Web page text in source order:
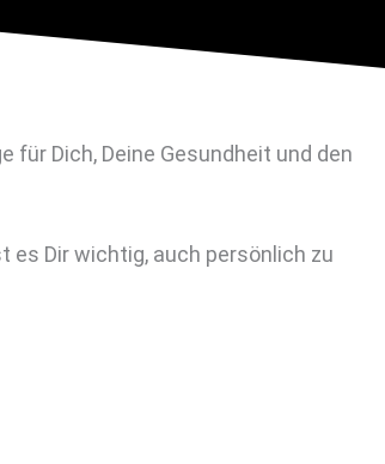
für Dich, Deine Gesundheit und den
es Dir wichtig, auch persönlich zu